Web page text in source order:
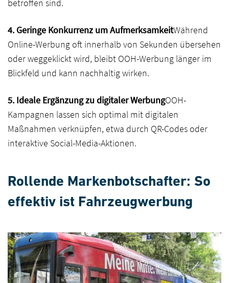
betroffen sind.
4. Geringe Konkurrenz um AufmerksamkeitWährend
Online-Werbung oft innerhalb von Sekunden übersehen
oder weggeklickt wird, bleibt OOH-Werbung länger im
Blickfeld und kann nachhaltig wirken.
5. Ideale Ergänzung zu digitaler WerbungOOH-
Kampagnen lassen sich optimal mit digitalen
Maßnahmen verknüpfen, etwa durch QR-Codes oder
interaktive Social-Media-Aktionen.
Rollende Markenbotschafter: So
effektiv ist Fahrzeugwerbung